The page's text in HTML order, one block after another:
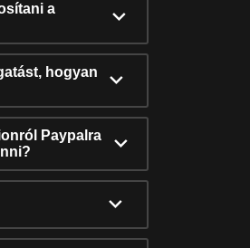
a
hogyan
Paypalra